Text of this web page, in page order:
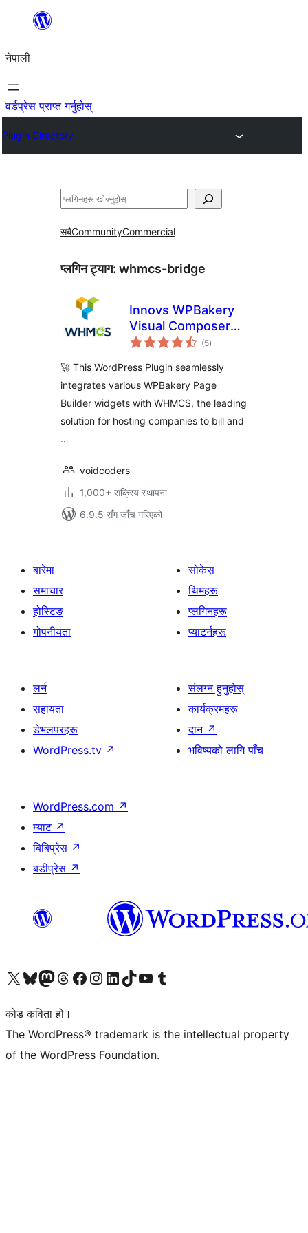
सामग्रीमा
नेपाली
वर्डप्रेस प्राप्त गर्नुहोस्
Plugin Directory
खोज्नुहोस्
सबैCommunityCommercial
प्लगिन ट्याग: whmcs-bridge
Innovs WPBakery
Visual Composer
WHMCS Elements
(5कुल
रेटिङ्गहरू
)
🚀 This WordPress Plugin seamlessly
integrates various WPBakery Page
Builder widgets with WHMCS, the leading
solution for hosting companies to bill and
…
voidcoders
1,000+ सक्रिय स्थापना
6.9.5 सँग जाँच गरिएको
बारेमा
समाचार
होस्टिङ
गोपनीयता
सोकेस
थिमहरू
प्लगिनहरू
प्याटर्नहरू
लर्न
सहायता
डेभलपरहरू
WordPress.tv ↗
संलग्न हुनुहोस्
कार्यक्रमहरू
दान ↗
भविष्यको लागि पाँच
WordPress.com ↗
म्याट ↗
बिबिप्रेस ↗
बडीप्रेस ↗
हाम्रो X (पहिले ट्विटर) खातामा जानुहोस्
हाम्रो Bluesky खाता भ्रमण गर्नुहोस्
हाम्रो म्यास्टोडन खाता भ्रमण गर्नुहोस्
हाम्रो थ्रेड्स खातामा जानुहोस्
हाम्रो फेसबुक पेजमा जानुहोस्
हाम्रो इन्स्टाग्राम खातामा जानुहोस्
हाम्रो लिङ्क्डइन खातामा जानुहोस्
हाम्रो TikTok खाता भ्रमण गर्नुहोस्
हाम्रो युट्युब च्यानलमा जानुहोस्
हाम्रो टम्बलर खाता भ्रमण गर्नुहोस्
कोड कविता हो।
The WordPress® trademark is the intellectual property
of the WordPress Foundation.